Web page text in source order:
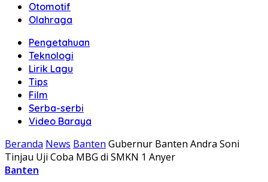
Otomotif
Olahraga
Pengetahuan
Teknologi
Lirik Lagu
Tips
Film
Serba-serbi
Video Baraya
Beranda News Banten Gubernur Banten Andra Soni
Tinjau Uji Coba MBG di SMKN 1 Anyer
Banten